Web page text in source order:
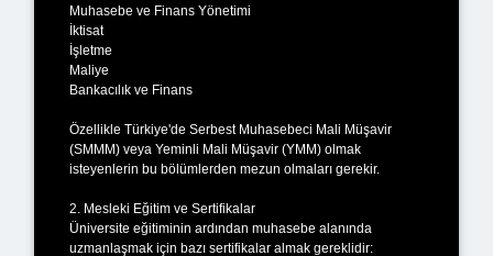
Muhasebe ve Finans Yönetimi
İktisat
İşletme
Maliye
Bankacılık ve Finans
Özellikle Türkiye'de Serbest Muhasebeci Mali Müşavir
(SMMM) veya Yeminli Mali Müşavir (YMM) olmak
isteyenlerin bu bölümlerden mezun olmaları gerekir.
2. Mesleki Eğitim ve Sertifikalar
Üniversite eğitiminin ardından muhasebe alanında
uzmanlaşmak için bazı sertifikalar almak gereklidir: